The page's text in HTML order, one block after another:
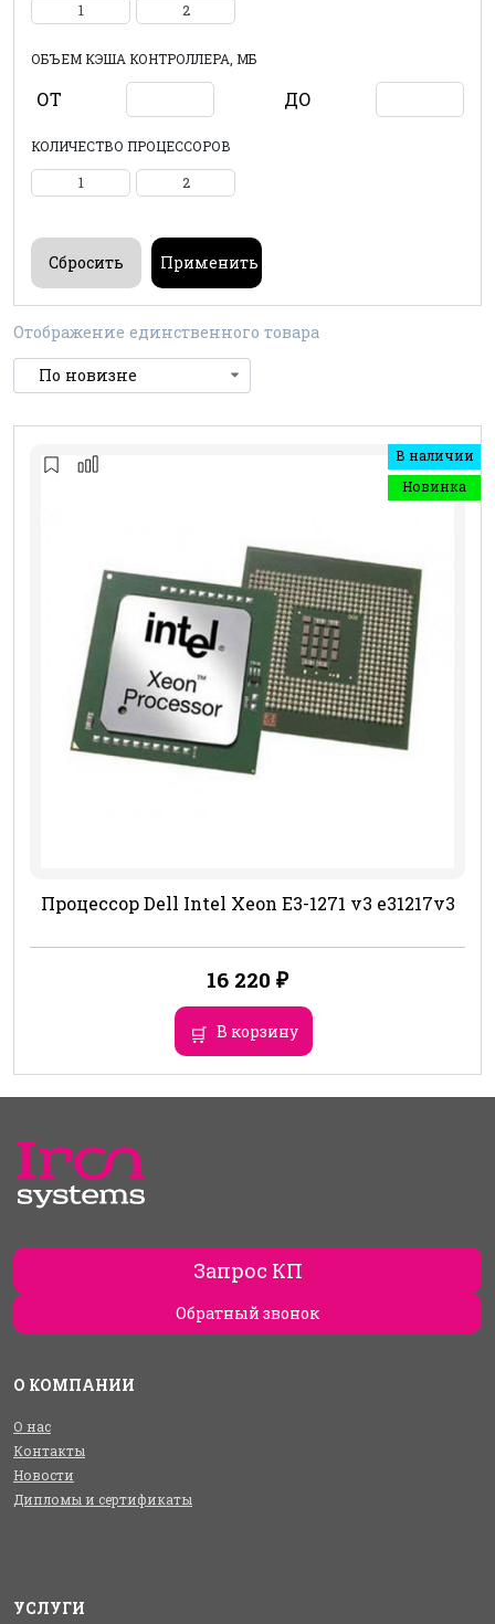
1 2
ОБЪЕМ КЭША КОНТРОЛЛЕРА, МБ
ОТ ДО
КОЛИЧЕСТВО ПРОЦЕССОРОВ
1 2
Отображение единственного товара
В наличии
Новинка
Процессор Dell Intel Xeon E3-1271 v3 e31217v3
16 220 ₽
В корзину
Запрос КП
Обратный звонок
О КОМПАНИИ
О нас
Контакты
Новости
Дипломы и сертификаты
УСЛУГИ